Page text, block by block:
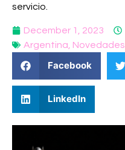
servicio.
December 1, 2023
Argentina Novedades
Facebook
LinkedIn